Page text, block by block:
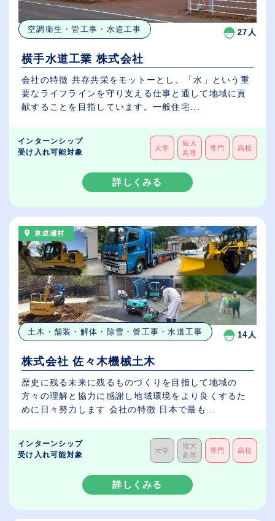
空調衛生・管工事・水道工事 27人
横手水道工業 株式会社
会社の特徴 共存共栄をモットーとし、「水」という重
要なライフラインを守り支える仕事と通して地域に貢
献することを目指しています。一般住宅...
インターンシップ
受け入れ可能対象
大学
短大
高専
専門 高校
詳しくみる
東成瀬村
土木・舗装・解体・除雪・管工事・水道工事 14人
株式会社 佐々木機械土木
歴史に残る未来に残るものづくりを目指して地域の
方々の理解と協力に感謝し地域環境をより良くするた
めに日々努力します 会社の特徴 日本で最も...
インターンシップ
受け入れ可能対象
大学
短大
高専
専門 高校
詳しくみる